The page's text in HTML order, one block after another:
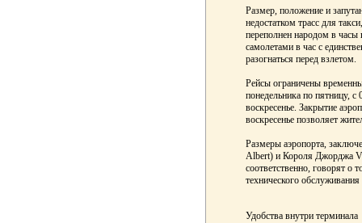
Размер, положение и
недостатком трасс для
переполнен народом в
самолетами в час с
разогнаться перед взлетом.
Рейсы ограничены
понедельника по пятницу,
воскресенье. Закрытие
воскресенье позволяет
Размеры аэропорта,
Albert) и Короля Джорджа
соответственно, говорят о
технического
Удобства внутри терминала